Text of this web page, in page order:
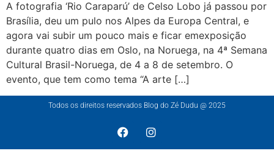
A fotografia ‘Rio Caraparú’ de Celso Lobo já passou por
Brasília, deu um pulo nos Alpes da Europa Central, e
agora vai subir um pouco mais e ficar emexposição
durante quatro dias em Oslo, na Noruega, na 4ª Semana
Cultural Brasil-Noruega, de 4 a 8 de setembro. O
evento, que tem como tema “A arte […]
Todos os direitos reservados Blog do Zé Dudu @ 2025